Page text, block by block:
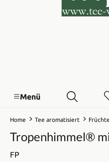
Menü
Home Tee aromatisiert
Tropenhimmel®
FP